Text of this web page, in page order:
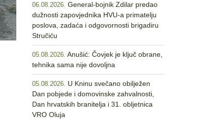
06.08.2026. General-bojnik Zdilar predao
dužnosti zapovjednika HVU-a primatelju
poslova, zadaća i odgovornosti brigadiru
Stručiću
05.08.2026. Anušić: Čovjek je ključ obrane,
tehnika sama nije dovoljna
05.08.2026. U Kninu svečano obilježen
Dan pobjede i domovinske zahvalnosti,
Dan hrvatskih branitelja i 31. obljetnica
VRO Oluja